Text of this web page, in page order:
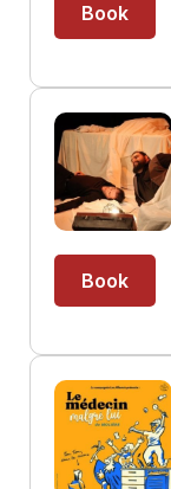
Book
Book